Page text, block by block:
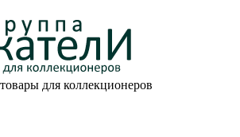
для коллекционеров